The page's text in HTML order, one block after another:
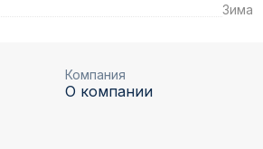
Зима
Компания
О компании